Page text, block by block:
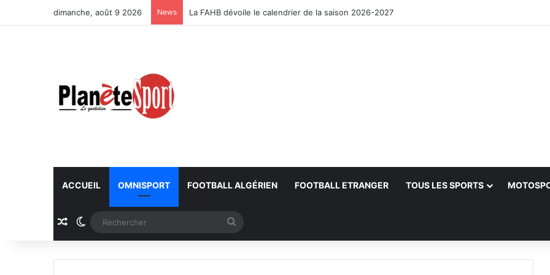
dimanche, août 9 2026 News La FAHB dévoile le calendrier de la saison 2026-2027
ACCUEIL OMNISPORT FOOTBALL ALGÉRIEN FOOTBALL ETRANGER TOUS LES SPORTS
Article Aléatoire
Switch skin